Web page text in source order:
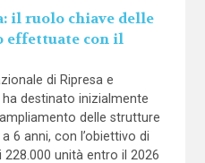
il ruolo chiave delle
effettuate con il
di Ripresa e
ha destinato inizialmente
delle strutture
6 anni, con l’obiettivo di
unità entro il 2026